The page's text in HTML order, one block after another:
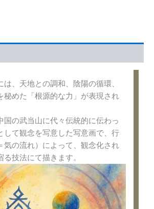
、天地との調和、陰陽の循環、
秘めた「根源的な力」が表現され
の武当山に代々伝統的に伝わっ
して観念を写意した写意画で、行
気の流れ）によって、観念化され
技法にて描きます。